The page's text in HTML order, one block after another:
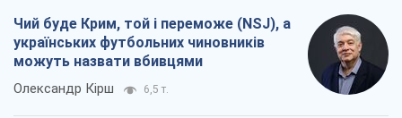
Чий буде Крим, той і переможе (NSJ), а
українських футбольних чиновників
можуть назвати вбивцями
Олександр Кірш 6,5 т.